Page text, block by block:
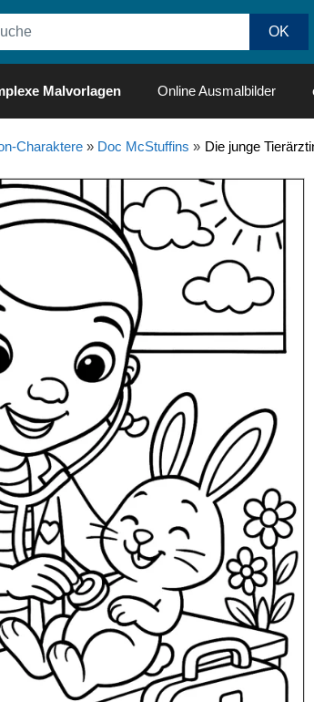
Malvorlagen Online Ausmalbilder
Charaktere» Doc McStuffins » Die junge